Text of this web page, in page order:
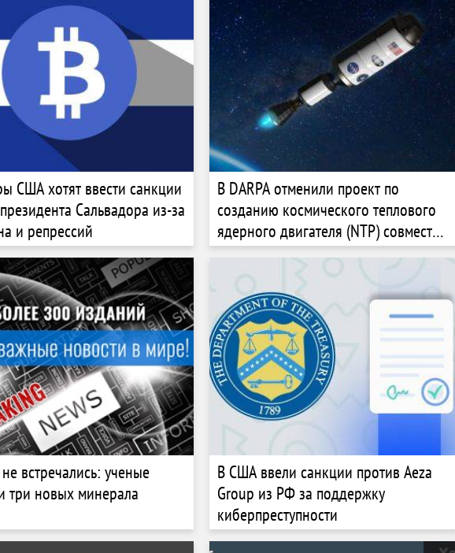
США хотят ввести санкции
Сальвадора из-за
и репрессий
В DARPA отменили проект по
созданию космического теплового
ядерного двигателя (NTP) совместно
с НАСА
встречались: ученые
три новых минерала
В США ввели санкции против Aeza
Group из РФ за поддержку
киберпреступности